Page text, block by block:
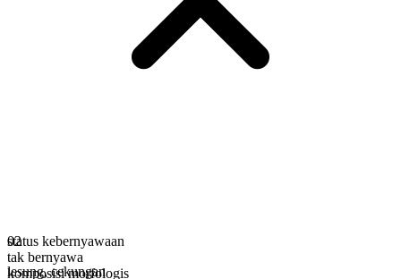
status kebernyawaan
tak bernyawa
komposisi morfologis
02
lesung,cekungan